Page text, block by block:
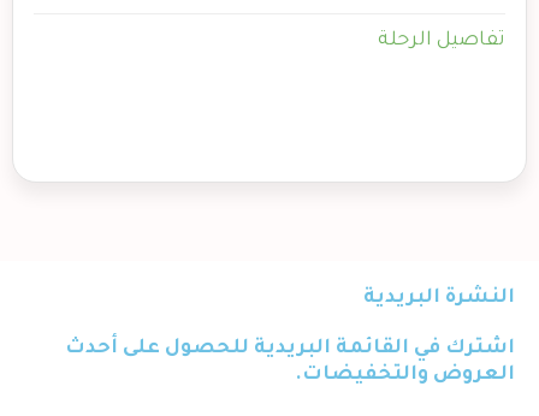
تفاصيل الرحلة
النشرة البريدية
اشترك في القائمة البريدية للحصول على أحدث
العروض والتخفيضات.